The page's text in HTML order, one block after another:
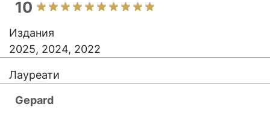
10
Издания
2025, 2024, 2022
Лауреати
Gepard